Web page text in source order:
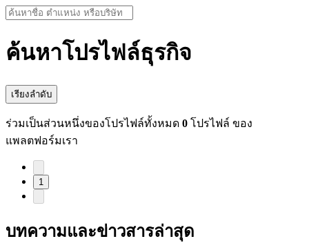
ค้นหาโปรไฟล์ธุรกิจ
เรียงลำดับ
ร่วมเป็นส่วนหนึ่งของโปรไฟล์ทั้งหมด 0 โปรไฟล์ ของ
แพลตฟอร์มเรา
1
บทความและข่าวสารล่าสุด